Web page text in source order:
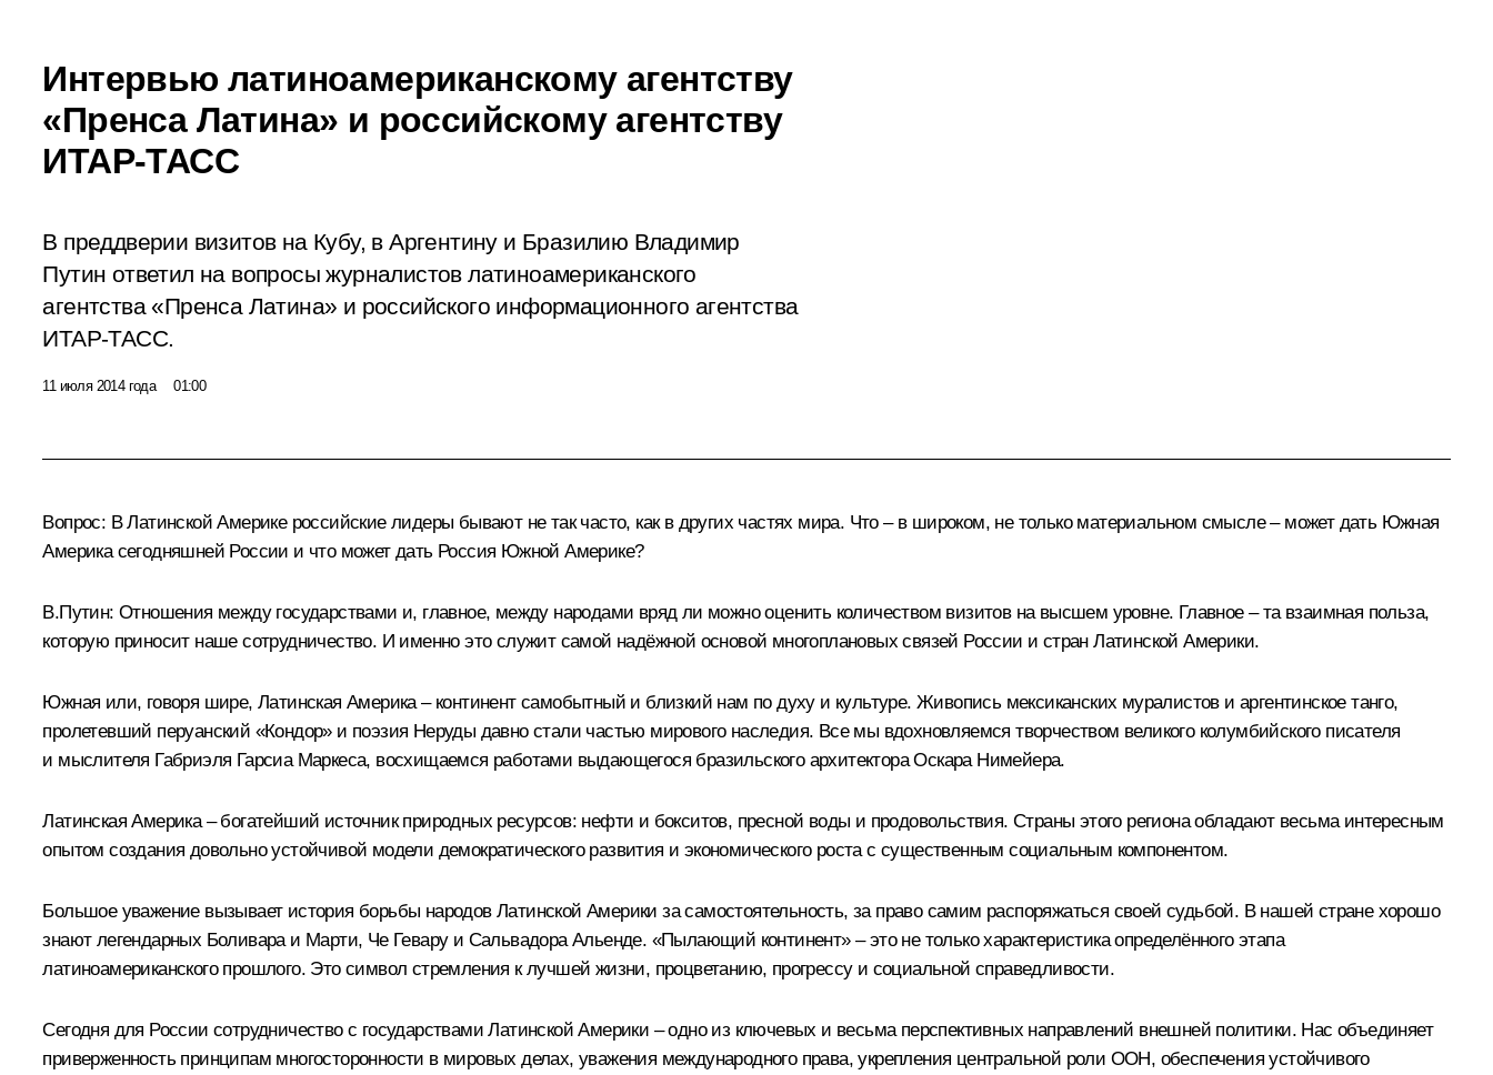
Интервью латиноамериканскому агентству
«Пренса Латина» и российскому агентству
ИТАР-ТАСС
В преддверии визитов на Кубу, в Аргентину и Бразилию Владимир
Путин ответил на вопросы журналистов латиноамериканского
агентства «Пренса Латина» и российского информационного агентства
ИТАР-ТАСС.
11 июля 2014 года 01:00
Вопрос: В Латинской Америке российские лидеры бывают не так часто, как в других частях мира. Что – в широком, не только материальном смысле – может дать Южная
Америка сегодняшней России и что может дать Россия Южной Америке?
В.Путин: Отношения между государствами и, главное, между народами вряд ли можно оценить количеством визитов на высшем уровне. Главное – та взаимная польза,
которую приносит наше сотрудничество. И именно это служит самой надёжной основой многоплановых связей России и стран Латинской Америки.
Южная или, говоря шире, Латинская Америка – континент самобытный и близкий нам по духу и культуре. Живопись мексиканских муралистов и аргентинское танго,
пролетевший перуанский «Кондор» и поэзия Неруды давно стали частью мирового наследия. Все мы вдохновляемся творчеством великого колумбийского писателя
и мыслителя Габриэля Гарсиа Маркеса, восхищаемся работами выдающегося бразильского архитектора Оскара Нимейера.
Латинская Америка – богатейший источник природных ресурсов: нефти и бокситов, пресной воды и продовольствия. Страны этого региона обладают весьма интересным
опытом создания довольно устойчивой модели демократического развития и экономического роста с существенным социальным компонентом.
Большое уважение вызывает история борьбы народов Латинской Америки за самостоятельность, за право самим распоряжаться своей судьбой. В нашей стране хорошо
знают легендарных Боливара и Марти, Че Гевару и Сальвадора Альенде. «Пылающий континент» – это не только характеристика определённого этапа
латиноамериканского прошлого. Это символ стремления к лучшей жизни, процветанию, прогрессу и социальной справедливости.
Сегодня для России сотрудничество с государствами Латинской Америки – одно из ключевых и весьма перспективных направлений внешней политики. Нас объединяет
приверженность принципам многосторонности в мировых делах, уважения международного права, укрепления центральной роли ООН, обеспечения устойчивого